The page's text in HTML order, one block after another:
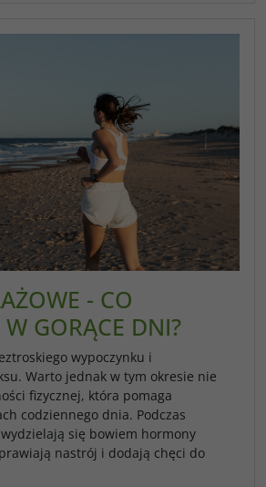
- CO
GORĄCE DNI?
wypoczynku i
Warto jednak w tym okresie nie
fizycznej, która pomaga
codziennego dnia. Podczas
się bowiem hormony
nastrój i dodają chęci do